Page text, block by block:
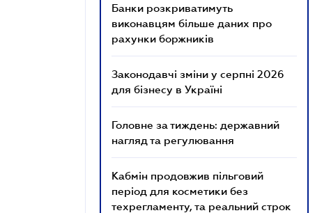
Банки розкриватимуть
виконавцям більше даних про
рахунки боржників
Законодавчі зміни у серпні 2026
для бізнесу в Україні
Головне за тиждень: державний
нагляд та регулювання
Кабмін продовжив пільговий
період для косметики без
техрегламенту, та реальний строк